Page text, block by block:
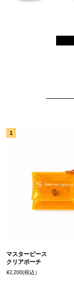
マスターピース
クリアポーチ
¥2,200(税込）